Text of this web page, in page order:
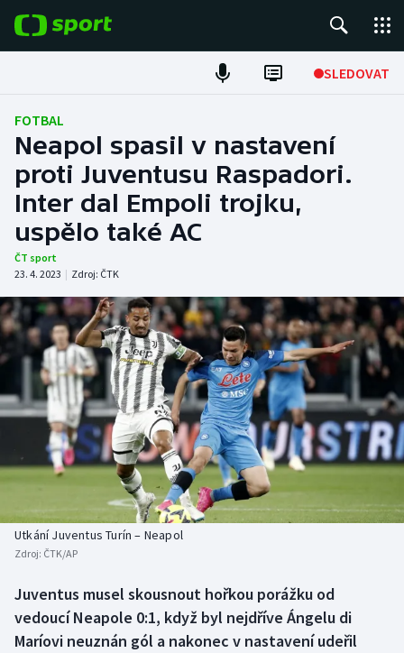
SLEDOVAT
Fotbal
Hokej
Tenis
Atletika
DALŠÍ SPORTY
Americký fotbal
Baseball a softbal
Basketbal
Boby a skeleton
Box
Curling
NEPŘEHLÉDNĚTE
Soutěže
Historické návraty
Aplikace ČT sport
AZ kvíz
FOTBAL
Neapol spasil v nastavení
proti Juventusu Raspadori.
Inter dal Empoli trojku,
uspělo také AC
ČT sport
23. 4. 2023 | Zdroj: ČTK
Utkání Juventus Turín – Neapol
Zdroj: ČTK/AP
Juventus musel skousnout hořkou porážku od
vedoucí Neapole 0:1, když byl nejdříve Ángelu di
Maríovi neuznán gól a nakonec v nastavení udeřil